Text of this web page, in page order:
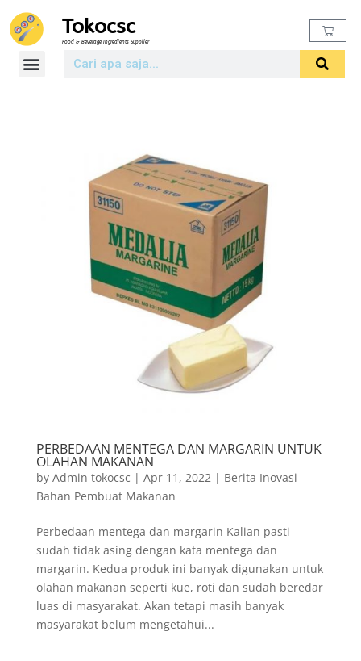
Tokocsc
Food & Beverage Ingredients Supplier
PERBEDAAN MENTEGA DAN MARGARIN UNTUK
OLAHAN MAKANAN
by Admin tokocsc | Apr 11, 2022| Berita Inovasi
Bahan Pembuat Makanan
Perbedaan mentega dan margarin Kalian pasti
sudah tidak asing dengan kata mentega dan
margarin. Kedua produk ini banyak digunakan untuk
olahan makanan seperti kue, roti dan sudah beredar
luas di masyarakat. Akan tetapi masih banyak
masyarakat belum mengetahui...